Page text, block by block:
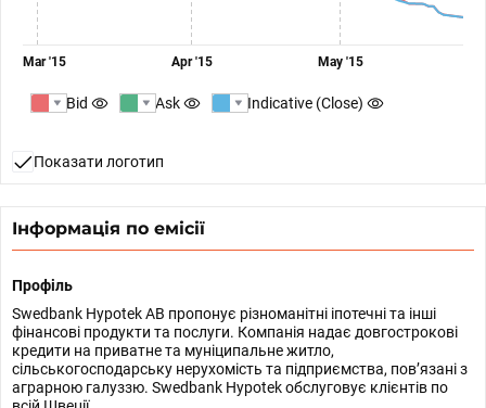
Mar '15 Apr '15 May '15
Bid Ask Indicative (Close)
Показати логотип
Інформація по емісії
Профіль
Swedbank Hypotek AB пропонує різноманітні іпотечні та інші
фінансові продукти та послуги. Компанія надає довгострокові
кредити на приватне та муніципальне житло,
сільськогосподарську нерухомість та підприємства, пов’язані з
аграрною галуззю. Swedbank Hypotek обслуговує клієнтів по